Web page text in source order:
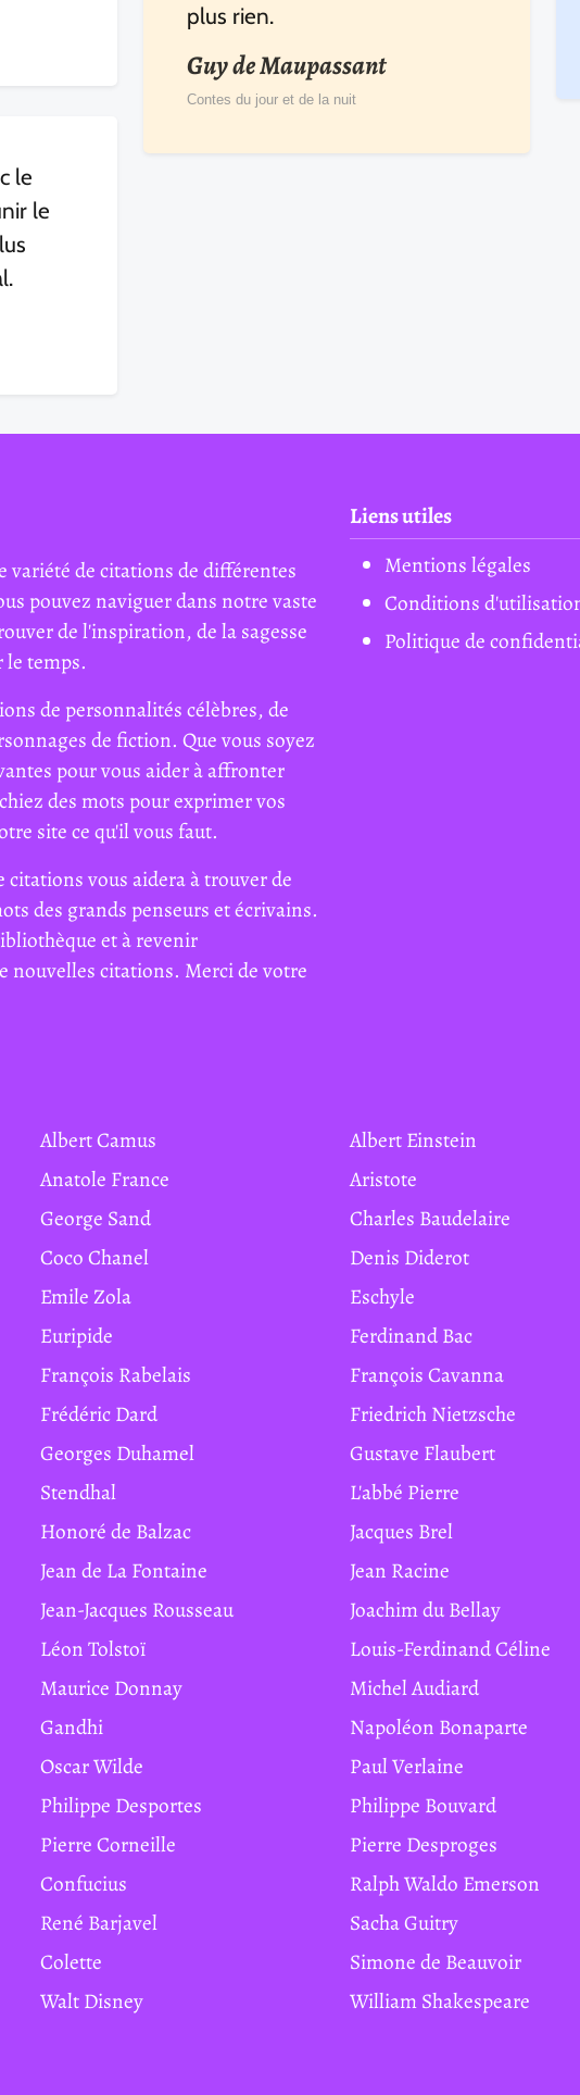
plus rien.
Guy de Maupassant
Contes du jour et de la nuit
le
le
variété de citations de différentes
pouvez naviguer dans notre vaste
de l'inspiration, de la sagesse
temps.
de personnalités célèbres, de
de fiction. Que vous soyez
pour vous aider à affronter
des mots pour exprimer vos
site ce qu'il vous faut.
vous aidera à trouver de
des grands penseurs et écrivains.
et à revenir
nouvelles citations. Merci de votre
Liens utiles
Mentions légales
Conditions
Politique de
Albert Camus
Albert Einstein
Anatole France
Aristote
George Sand
Charles Baudelaire
Coco Chanel
Denis Diderot
Emile Zola
Eschyle
Euripide
Ferdinand Bac
François Rabelais
François Cavanna
Frédéric Dard
Friedrich Nietzsche
Georges Duhamel
Gustave Flaubert
Stendhal
L'abbé Pierre
Honoré de Balzac
Jacques Brel
Jean de La Fontaine
Jean Racine
Jean-Jacques Rousseau
Joachim du Bellay
Léon Tolstoï
Louis-Ferdinand Céline
Maurice Donnay
Michel Audiard
Gandhi
Napoléon Bonaparte
Oscar Wilde
Paul Verlaine
Philippe Desportes
Philippe Bouvard
Pierre Corneille
Pierre Desproges
Confucius
Ralph Waldo Emerson
René Barjavel
Sacha Guitry
Colette
Simone de Beauvoir
Walt Disney
William Shakespeare